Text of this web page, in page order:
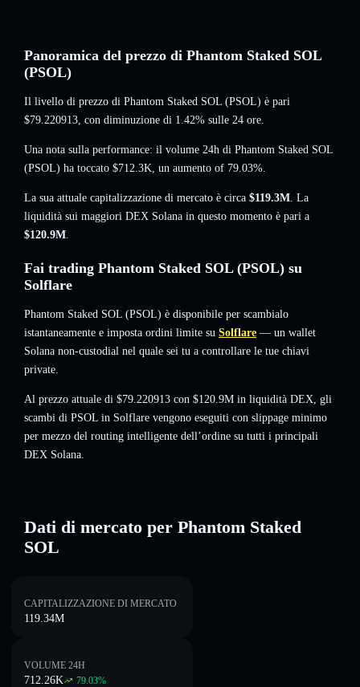
Panoramica del prezzo di Phantom Staked SOL
(PSOL)
Il livello di prezzo di Phantom Staked SOL (PSOL) è pari
$79.220913, con diminuzione di 1.42% sulle 24 ore.
Una nota sulla performance: il volume 24h di Phantom Staked SOL
(PSOL) ha toccato $712.3K, un aumento of 79.03%.
La sua attuale capitalizzazione di mercato è circa $119.3M. La
liquidità sui maggiori DEX Solana in questo momento è pari a
$120.9M.
Fai trading Phantom Staked SOL (PSOL) su
Solflare
Phantom Staked SOL (PSOL) è disponibile per scambialo
istantaneamente e imposta ordini limite su Solflare — un wallet
Solana non-custodial nel quale sei tu a controllare le tue chiavi
private.
Al prezzo attuale di $79.220913 con $120.9M in liquidità DEX, gli
scambi di PSOL in Solflare vengono eseguiti con slippage minimo
per mezzo del routing intelligente dell’ordine su tutti i principali
DEX Solana.
Dati di mercato per Phantom Staked
SOL
CAPITALIZZAZIONE DI MERCATO
119.34M
VOLUME 24H
712.26K 79.03%